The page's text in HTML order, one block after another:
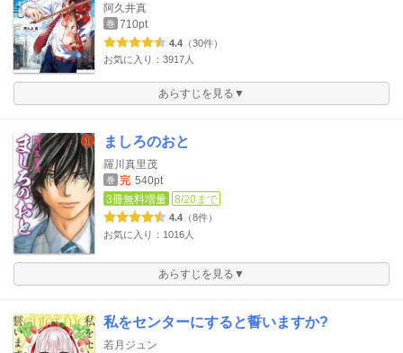
阿久井真
巻 710pt
4.4 （30件）
お気に入り：3917人
あらすじを見る▼
ましろのおと
羅川真里茂
巻 完 540pt
3冊無料増量
8/20まで
4.4 （8件）
お気に入り：1016人
あらすじを見る▼
私をセンターにすると誓いますか?
若月ジュン